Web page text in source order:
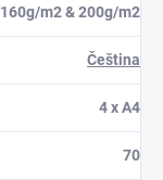
160g/m2 & 200g/m2
Čeština
4 x A4
70